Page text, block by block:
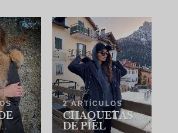
2 ARTÍCULOS
CHAQUETAS
DE PIEL